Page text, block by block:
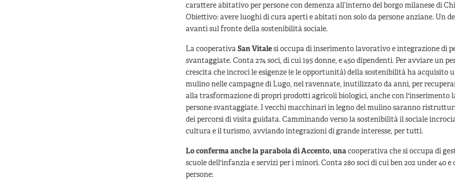
carattere abitativo per persone con demenza all’interno del borgo milanese di
Obiettivo: avere luoghi di cura aperti e abitati non solo da persone anziane. Un
avanti sul fronte della sostenibilità sociale.
La cooperativaSan Vitalesi occupa di inserimento lavorativo e integrazione di
svantaggiate. Conta 274 soci, di cui 195 donne, e 450 dipendenti. Per avviare un
crescita che incroci le esigenze (e le opportunità) della sostenibilità ha acquisito
mulino nelle campagne di Lugo, nel ravennate, inutilizzato da anni, per
alla trasformazione di propri prodotti agricoli biologici, anche con l'inserimento
persone svantaggiate. I vecchi macchinari in legno del mulino saranno
dei percorsi di visita guidata. Camminando verso la sostenibilità il sociale
cultura e il turismo, avviando integrazioni di grande interesse, per tutti.
Lo conferma anche la parabola diAccento, unacooperativa che si occupa di
scuole dell'infanzia e servizi per i minori. Conta 280 soci di cui ben 202 under 40 e
persone: